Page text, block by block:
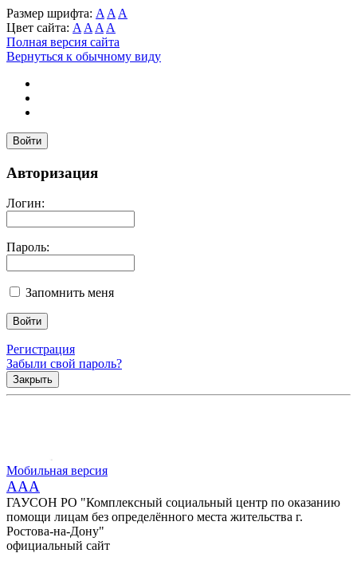
Размер шрифта: A A A
Цвет сайта: A A A A
Полная версия сайта
Вернуться к обычному виду
Войти
Авторизация
Логин:
Пароль:
Запомнить меня
Регистрация
Забыли свой пароль?
Закрыть
Мобильная версия
AAA
ГАУСОН РО "Комплексный социальный центр по оказанию
помощи лицам без определённого места жительства г.
Ростова-на-Дону"
официальный сайт